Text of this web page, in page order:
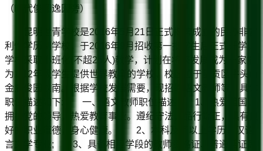
（时代俊园逸园旁）
昆明世青学校是2016年5月21日正式揭牌成立的民办非营
利性学历制学校，于2016年9月招收第一批学生后正式开学。
学校采取小班化(不超25人)教学，计划在将来发展成为一家能
为1-12年级学生提供世界教育的学校，校区位于呈贡区牛头山
金盾俊园以南。根据学校发展需要，现招聘语文教师等，具体
职位描述如下: 一、语文教师职位描述 1、热爱祖国，
拥护党的领导，热爱教育事业。遵纪守法，品行端正，具有良
好的职业道德，身心健康。 2、本科及其以上学历，汉语
言文学专业; 3、具备相应学段的教师资格证、普通话证等